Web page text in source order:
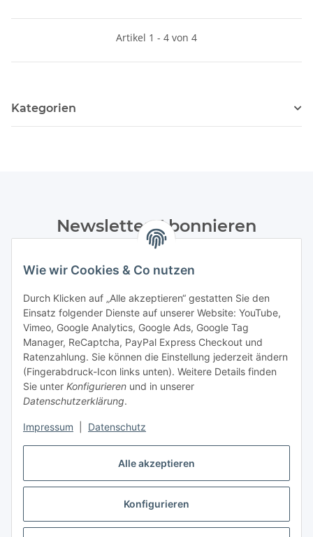
Alle akzeptieren
Konfigurieren
Wie wir Cookies & Co nutzen
Durch Klicken auf „Alle akzeptieren“ gestatten Sie den
Einsatz folgender Dienste auf unserer Website: YouTube,
Vimeo, Google Analytics, Google Ads, Google Tag
Manager, ReCaptcha, PayPal Express Checkout und
Ratenzahlung. Sie können die Einstellung jederzeit ändern
(Fingerabdruck-Icon links unten). Weitere Details finden
Sie unter Konfigurieren und in unserer
Datenschutzerklärung.
Impressum Datenschutz
Artikel 1 - 4 von 4
Kategorien
Newsletter Abonnieren
Datenschutzerklärungregelmäßig und jederzeit widerruflich
Abonnieren
Informationen
Gesetzliche Informationen
Vertrag widerrufen